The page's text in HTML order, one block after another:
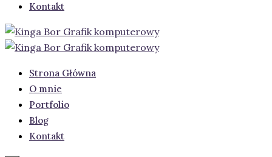
Kontakt
Strona Główna
O mnie
Portfolio
Blog
Kontakt